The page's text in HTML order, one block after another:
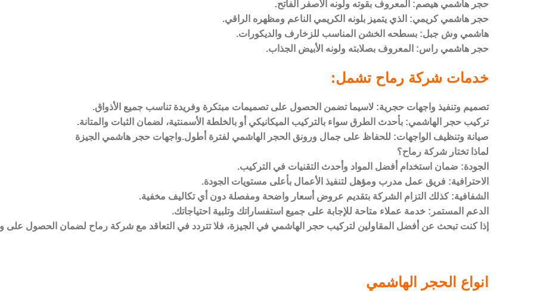
حجر هاشمي هيصم: المعروف بقوته ولونه الأصفر الفاتح.
حجر هاشمي كريمي: الذي يتميز بلونه الكريمي الناعم ومظهره الراقي.
هاشمي وش جبل: بسطحه الخشن المناسب للزخارف والديكورات.
حجر هاشمي راس: المعروف بصلابته ولونه الأبيض الجذاب.
خدمات شركة رماح تشمل:
تصميم وتنفيذ واجهات حجرية: لاسيما تضمن الحصول على تصميمات مبتكرة وفريدة تناسب جميع الأذواق.
تركيب حجر الهاشمي: بأحدث الطرق سواء بالتركيب الميكانيكي أو بالخلطة الأسمنتية، لضمان الثبات والمتانة.
صيانة وتنظيف الواجهات: للحفاظ على جمال ورونق الحجر الهاشمي لفترة أطول.واجهات حجر هاشمي الجيزة
لماذا تختار شركة رماح؟
الجودة: ضمان استخدام أفضل المواد وأحدث التقنيات في التركيب.
الاحترافية: فريق عمل مدرب ومؤهل لتنفيذ الأعمال بأعلى مستويات الجودة.
الشفافية: كذلك التزام الشركة بتقديم عروض أسعار واضحة ومفصلة دون أي تكاليف مخفية.
الدعم المستمر: خدمة عملاء متاحة للإجابة على جميع استفساراتك وتلبية احتياجاتك.
إذا كنت تبحث عن أفضل المقاولين لتركيب حجر الهاشمي في الجيزة، فلا تتردد في التعاقد مع شركة رماح لضمان الحصول على
انواع الحجر الهاشمي